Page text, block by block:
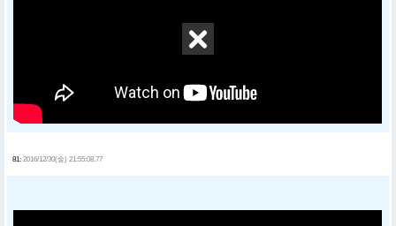
81: 2016/12/30(金) 21:55:08.77